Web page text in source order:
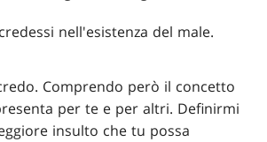
nell'esistenza del male.
Comprendo però il concetto
per te e per altri. Definirmi
insulto che tu possa